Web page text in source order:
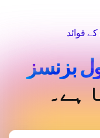
فوائد
بزنسز
ہے۔